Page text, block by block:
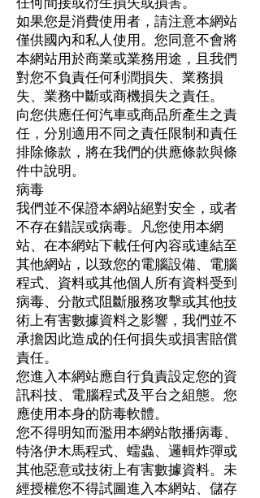
如果您是消費使用者，請注意本網站
僅供國內和私人使用。您同意不會將
本網站用於商業或業務用途，且我們
對您不負責任何利潤損失、業務損
失、業務中斷或商機損失之責任。
向您供應任何汽車或商品所產生之責
任，分別適用不同之責任限制和責任
排除條款，將在我們的供應條款與條
件中說明。
病毒
我們並不保證本網站絕對安全，或者
不存在錯誤或病毒。凡您使用本網
站、在本網站下載任何內容或連結至
其他網站，以致您的電腦設備、電腦
程式、資料或其他個人所有資料受到
病毒、分散式阻斷服務攻擊或其他技
術上有害數據資料之影響，我們並不
承擔因此造成的任何損失或損害賠償
責任。
您進入本網站應自行負責設定您的資
訊科技、電腦程式及平台之組態。您
應使用本身的防毒軟體。
您不得明知而濫用本網站散播病毒、
特洛伊木馬程式、蠕蟲、邏輯炸彈或
其他惡意或技術上有害數據資料。未
經授權您不得試圖進入本網站、儲存